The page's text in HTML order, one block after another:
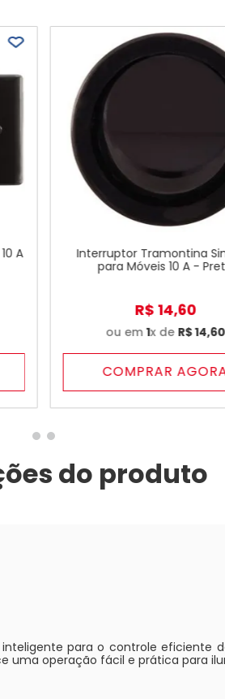
A
Interruptor Tramontina
para Móveis 10 A -
R$ 14,60
ou em1x de R$14,60
COMPRAR
do produto
para o controle eficiente
uma operação fácil e prática para